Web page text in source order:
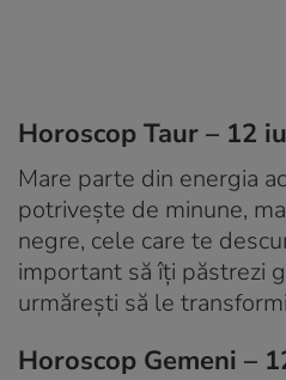
Horoscop Taur – 12
Mare parte din energia
potrivește de minune,
negre, cele care te
important să îți păstrezi
urmărești să le
Horoscop Gemeni –